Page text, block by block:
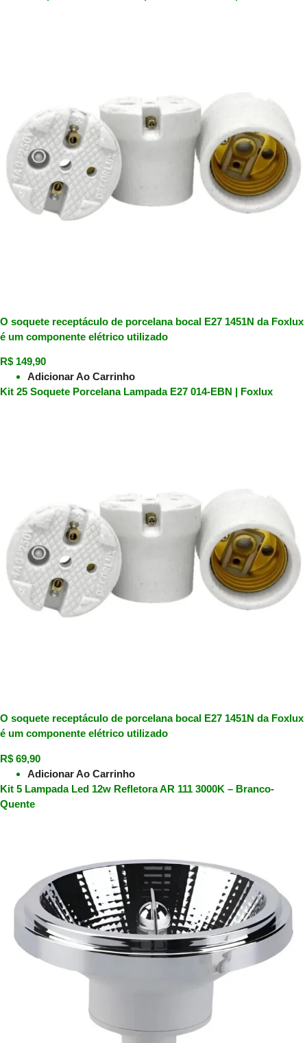
O soquete receptáculo de porcelana bocal E27 1451N da Foxlux
é um componente elétrico utilizado
R$ 149,90
Adicionar Ao Carrinho
Kit 25 Soquete Porcelana Lampada E27 014-EBN | Foxlux
O soquete receptáculo de porcelana bocal E27 1451N da Foxlux
é um componente elétrico utilizado
R$ 69,90
Adicionar Ao Carrinho
Kit 5 Lampada Led 12w Refletora AR 111 3000K – Branco-
Quente